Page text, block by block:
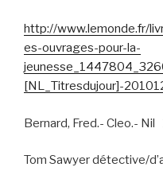
http://www.lemonde.fr/
es-ouvrages-pour-la-
[NL_Titresdujour]-
Bernard, Fred.- Cleo.-
Tom Sawyer détective/